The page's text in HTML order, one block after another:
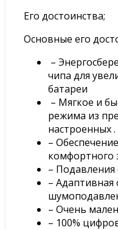
Его достоинства;
Основные его
–
чипа для
батареи
– Мягкое и
режима из
настроенных .
–
комфортного
– Подавления
– Адаптивная
– Очень
– 100%